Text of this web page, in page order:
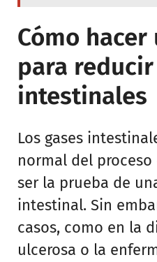
Cómo
para
intestinales
Los gases
normal del
ser la prueba de
intestinal. Sin
casos, como en la
ulcerosa o la